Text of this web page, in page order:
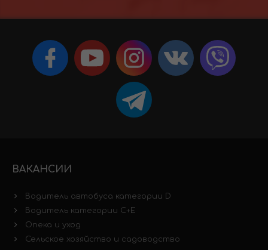
ВАКАНСИИ
Водитель автобуса категории D
Водитель категории C+E
Опека и уход
Сельское хозяйство и садоводство